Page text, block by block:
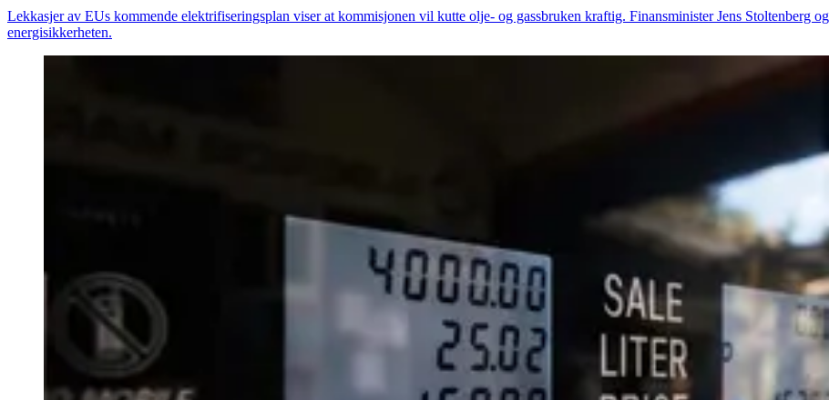
Lekkasjer av EUs kommende elektrifiseringsplan viser at kommisjonen vil kutte olje- og gassbruken kraftig. Finansminister Jens
energisikkerheten.